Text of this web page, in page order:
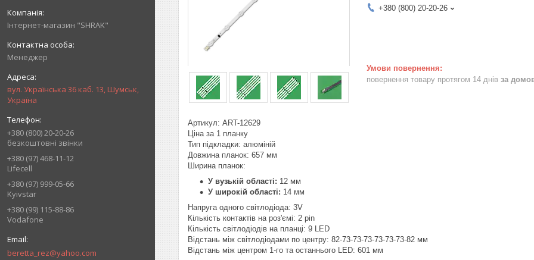
Інтернет-магазин "SHRAK"
Менеджер
вул. Українська 36 каб. 13, Шумськ,
Україна
+380 (800) 20-20-26
безкоштовні звінки
+380 (97) 468-11-12
Lifecell
+380 (97) 999-05-66
Kyivstar
+380 (99) 115-88-86
Vodafone
beretta_rez@yahoo.com
+380 (800) 20-20-26
повернення товару протягом 14 днів за
Артикул: ART-12629
Ціна за 1 планку
Тип підкладки: алюміній
Довжина планок: 657 мм
Ширина планок:
У вузькій області: 12 мм
У широкій області: 14 мм
Напруга одного світлодіода: 3V
Кількість контактів на роз'ємі: 2 pin
Кількість світлодіодів на планці: 9 LED
Відстань між світлодіодами по центру: 82-73-73-73-73-73-73-82 мм
Відстань між центром 1-го та останнього LED: 601 мм